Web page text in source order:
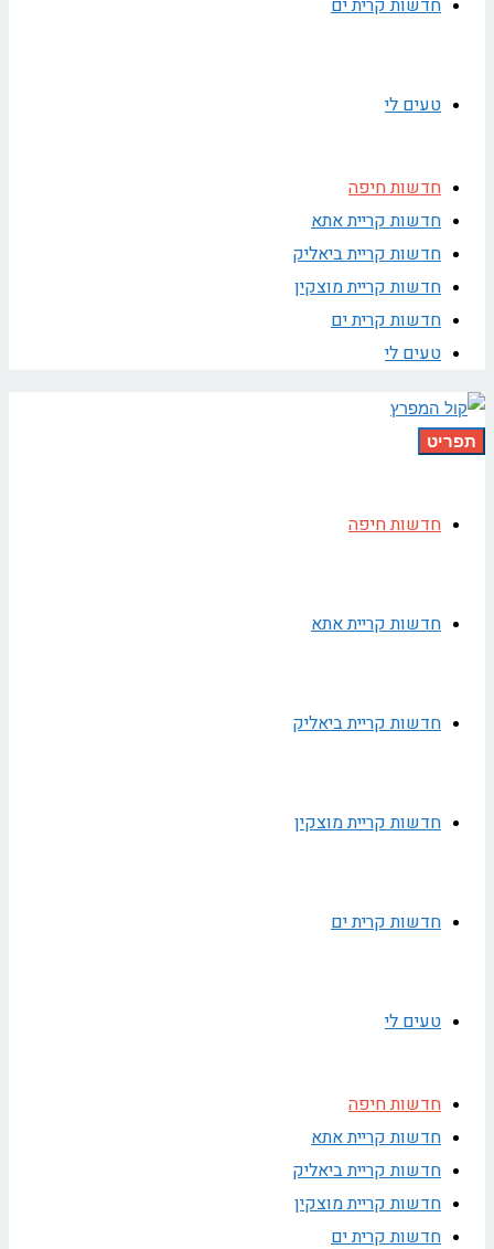
חדשות קרית ים
טעים לי
חדשות חיפה
חדשות קריית אתא
חדשות קריית ביאליק
חדשות קריית מוצקין
חדשות קרית ים
טעים לי
תפריט
חדשות חיפה
חדשות קריית אתא
חדשות קריית ביאליק
חדשות קריית מוצקין
חדשות קרית ים
טעים לי
חדשות חיפה
חדשות קריית אתא
חדשות קריית ביאליק
חדשות קריית מוצקין
חדשות קרית ים